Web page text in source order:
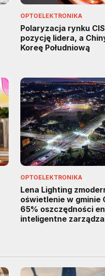
OPTOELEKTRONIKA
Polaryzacja rynku
pozycję lidera, a
Koreę Południową
OPTOELEKTRONIKA
Lena Lighting
oświetlenie w gminie
65% oszczędności
inteligentne